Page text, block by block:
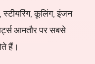
कूलिंग, इंजन
आमतौर पर सबसे
हैं।